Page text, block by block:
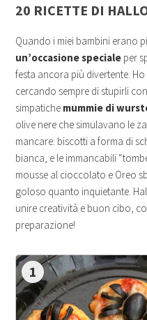
20 RICETTE DI
Quando i miei bambini erano
un’occasione speciale per
festa ancora più divertente.
cercando sempre di stupirli
simpatiche mummie di
olive nere che simulavano le
mancare: biscotti a forma di
bianca, e le immancabili
mousse al cioccolato e Oreo
goloso quanto inquietante.
unire creatività e buon cibo,
preparazione!
1